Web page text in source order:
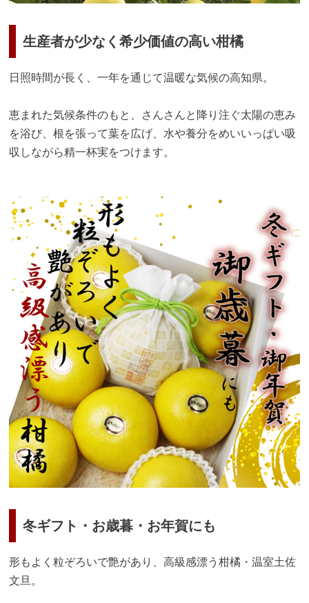
生産者が少なく希少価値の高い柑橘
日照時間が長く、一年を通じて温暖な気候の高知県。
恵まれた気候条件のもと、さんさんと降り注ぐ太陽の恵み
を浴び、根を張って葉を広げ、水や養分をめいいっぱい吸
収しながら精一杯実をつけます。
冬ギフト・お歳暮・お年賀にも
形もよく粒ぞろいで艶があり、高級感漂う柑橘・温室土佐
文旦。